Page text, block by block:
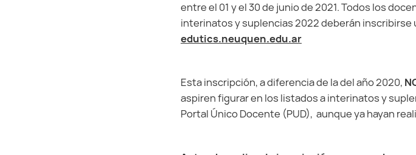
entre el 01 y el 30 de junio de 2021. Todos los
interinatos y suplencias 2022 deberán
edutics.neuquen.edu.ar
Esta inscripción, a diferencia de la del año 2020,
aspiren figurar en los listados a interinatos y
Portal Único Docente (PUD), aunque ya hayan